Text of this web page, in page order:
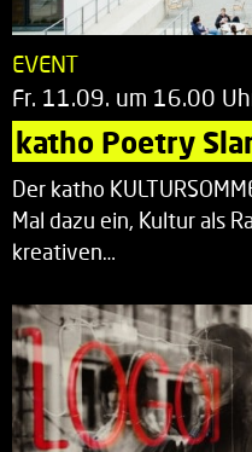
EVENT
Fr. 11.09. um 16.00
katho Poetry
Der katho
Mal dazu ein, Kultur als
kreativen…